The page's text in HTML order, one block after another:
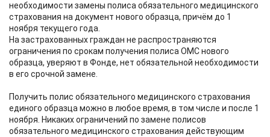
необходимости замены полиса обязательного медицинского
страхования на документ нового образца, причём до 1
ноября текущего года.
На застрахованных граждан не распространяются
ограничения по срокам получения полиса ОМС нового
образца, уверяют в Фонде, нет обязательной необходимости
в его срочной замене.
Получить полис обязательного медицинского страхования
единого образца можно в любое время, в том числе и после 1
ноября. Никаких ограничений по замене полисов
обязательного медицинского страхования действующим